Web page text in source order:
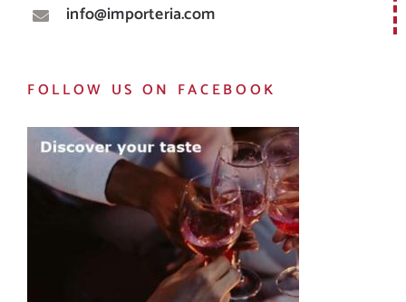
info@importeria.com
FOLLOW US ON FACEBOOK